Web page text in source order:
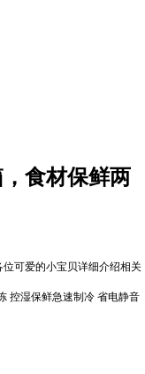
，食材保鲜两
可爱的小宝贝详细介绍相关
控湿保鲜急速制冷 省电静音